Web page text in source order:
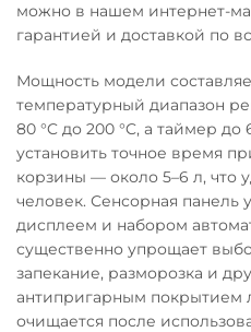
можно в нашем интернет-
гарантией и доставкой по
Мощность модели
температурный диапазон
80 °C до 200 °C, а таймер
установить точное время
корзины — около 5–6 л, что
человек. Сенсорная панель
дисплеем и набором
существенно упрощает
запекание, разморозка и
антипригарным покрытием
очищается после